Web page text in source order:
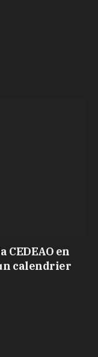
CEDEAO en
calendrier